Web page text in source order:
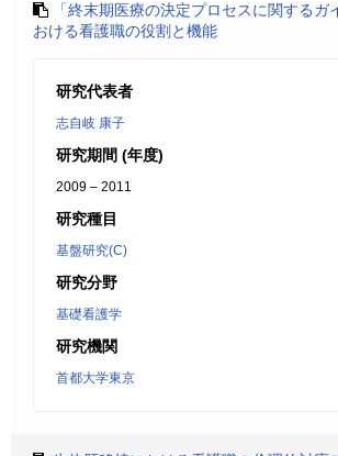
「終末期医療の決定プロセスに関するガ
おける看護職の役割と機能
研究代表者
志自岐 康子
研究期間 (年度)
2009 – 2011
研究種目
基盤研究(C)
研究分野
基礎看護学
研究機関
首都大学東京